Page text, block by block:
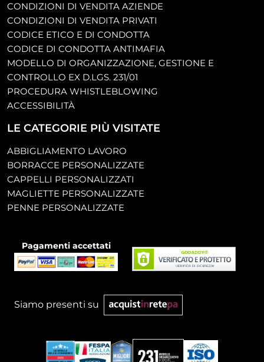
CONDIZIONI DI VENDITA AZIENDE
CONDIZIONI DI VENDITA PRIVATI
CODICE ETICO E DI CONDOTTA
CODICE DI CONDOTTA ANTIMAFIA
MODELLO DI ORGANIZZAZIONE, GESTIONE E
CONTROLLO EX D.LGS. 231/01
PROCEDURA WHISTLEBLOWING
ACCESSIBILITÀ
LE CATEGORIE PIÙ VISITATE
ABBIGLIAMENTO LAVORO
BORRACCE PERSONALIZZATE
CAPPELLI PERSONALIZZATI
MAGLIETTE PERSONALIZZATE
PENNE PERSONALIZZATE
Pagamenti accettati
Siamo presenti su